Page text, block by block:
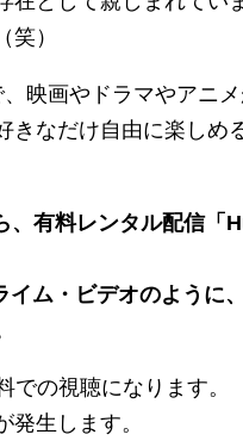
）
映画やドラマやアニメ
なだけ自由に楽しめ
、有料レンタル配信「
ム・ビデオのように
での視聴になります。
発生します。